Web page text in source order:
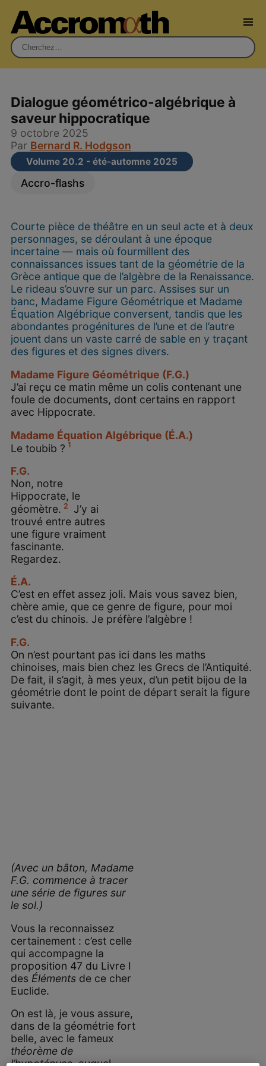
Rechercher :
Dialogue géométrico-algébrique à
saveur hippocratique
9 octobre 2025
Par Bernard R. Hodgson
Volume 20.2 - été-automne 2025
Accro-flashs
Courte pièce de théâtre en un seul acte et à deux
personnages, se déroulant à une époque
incertaine — mais où fourmillent des
connaissances issues tant de la géométrie de la
Grèce antique que de l’algèbre de la Renaissance.
Le rideau s’ouvre sur un parc. Assises sur un
banc, Madame Figure Géométrique et Madame
Équation Algébrique conversent, tandis que les
abondantes progénitures de l’une et de l’autre
jouent dans un vaste carré de sable en y traçant
des figures et des signes divers.
Madame Figure Géométrique (F.G.)
J’ai reçu ce matin même un colis contenant une
foule de documents, dont certains en rapport
avec Hippocrate.
Madame Équation Algébrique (É.A.)
Le toubib ? 1
F.G.
Non, notre
Hippocrate, le
géomètre. 2
J’y ai
trouvé entre autres
une figure vraiment
fascinante.
Regardez.
É.A.
C’est en effet assez joli. Mais vous savez bien,
chère amie, que ce genre de figure, pour moi
c’est du chinois. Je préfère l’algèbre !
F.G.
On n’est pourtant pas ici dans les maths
chinoises, mais bien chez les Grecs de l’Antiquité.
De fait, il s’agit, à mes yeux, d’un petit bijou de la
géométrie dont le point de départ serait la figure
suivante.
(Avec un bâton, Madame
F.G. commence à tracer
une série de figures sur
le sol.)
Vous la reconnaissez
certainement : c’est celle
qui accompagne la
proposition 47 du Livre I
des Élémentsde ce cher
Euclide.
On est là, je vous assure,
dans de la géométrie fort
belle, avec le fameux
théorème de